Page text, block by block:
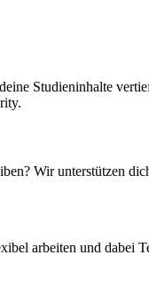
Studieninhalte
Wir unterstützen
arbeiten und dabei